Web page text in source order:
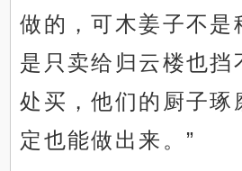
做的，可木姜子不是
是只卖给归云楼也挡
处买，他们的厨子琢
定也能做出来。”